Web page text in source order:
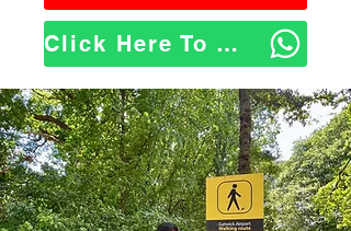
Click Here To WhatsApp Us